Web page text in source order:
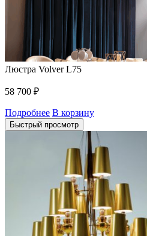
Люстра Volver L75
58 700 ₽
Подробнее В корзину
Быстрый просмотр